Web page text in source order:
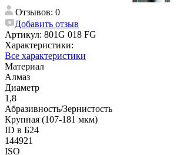
Отзывов: 0
Добавить отзыв
Артикул: 801G 018 FG
Характеристики:
Все характеристики
Материал
Алмаз
Диаметр
1,8
Абразивность/Зернистость
Крупная (107-181 мкм)
ID в Б24
144921
ISO